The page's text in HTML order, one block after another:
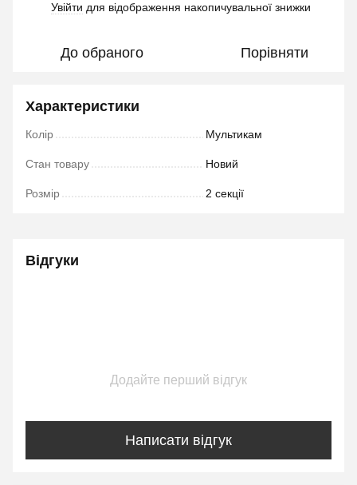
Увійти для відображення накопичувальної знижки
До обраного Порівняти
Характеристики
Колір Мультикам
Стан товару Новий
Розмір 2 секції
Відгуки
Додайте перший відгук
Написати відгук